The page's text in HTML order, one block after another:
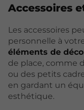
Accessoires
Les accessoires
personnelle à
éléments de
de place, comme
ou des petits
en gardant un
esthétique.